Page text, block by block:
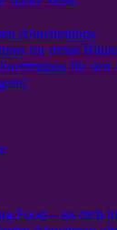
Abnehmtipps
für deine
für den
Food – iss dich